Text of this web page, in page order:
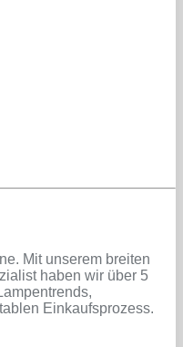
Mit unserem breiten
haben wir über 5
Einkaufsprozess.